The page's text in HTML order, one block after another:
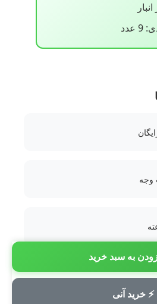
به سبد خرید
⚡ خرید آنی
وجه